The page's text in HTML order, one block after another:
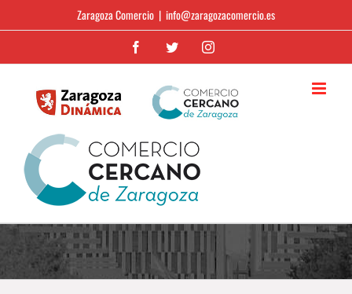
al
Zaragoza Comercio | info@zaragozacomercio.es
FacebookTwitterInstagram